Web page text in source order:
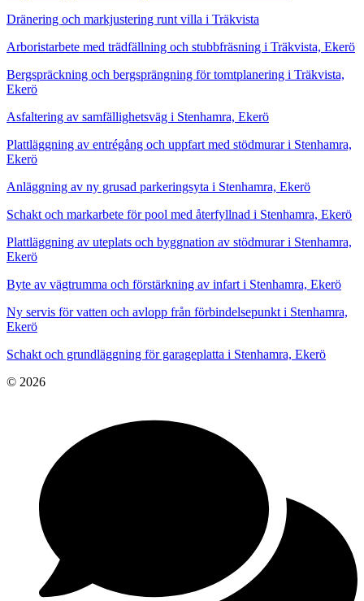
Dränering och markjustering runt villa i Träkvista
Arboristarbete med trädfällning och stubbfräsning i Träkvista, Ekerö
Bergspräckning och bergsprängning för tomtplanering i Träkvista,
Ekerö
Asfaltering av samfällighetsväg i Stenhamra, Ekerö
Plattläggning av entrégång och uppfart med stödmurar i Stenhamra,
Ekerö
Anläggning av ny grusad parkeringsyta i Stenhamra, Ekerö
Schakt och markarbete för pool med återfyllnad i Stenhamra, Ekerö
Plattläggning av uteplats och byggnation av stödmurar i Stenhamra,
Ekerö
Byte av vägtrumma och förstärkning av infart i Stenhamra, Ekerö
Ny servis för vatten och avlopp från förbindelsepunkt i Stenhamra,
Ekerö
Schakt och grundläggning för garageplatta i Stenhamra, Ekerö
© 2026